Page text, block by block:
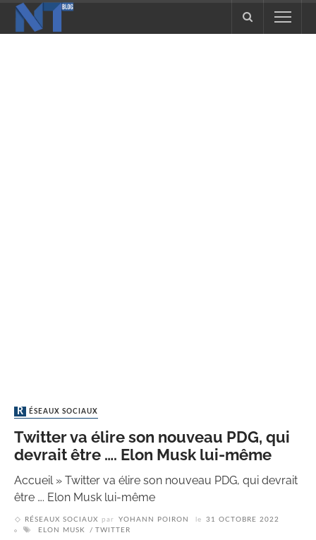
RÉSEAUX SOCIAUX
Twitter va élire son nouveau PDG, qui
devrait être …. Elon Musk lui-même
Accueil» Twitter va élire son nouveau PDG, qui devrait
être …. Elon Musk lui-même
RÉSEAUX SOCIAUX par YOHANN POIRON le
31 OCTOBRE 2022
ELON MUSK
TWITTER